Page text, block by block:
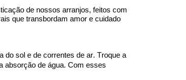
de nossos arranjos, feitos com
que transbordam amor e cuidado
do sol e de correntes de ar. Troque a
absorção de água. Com esses